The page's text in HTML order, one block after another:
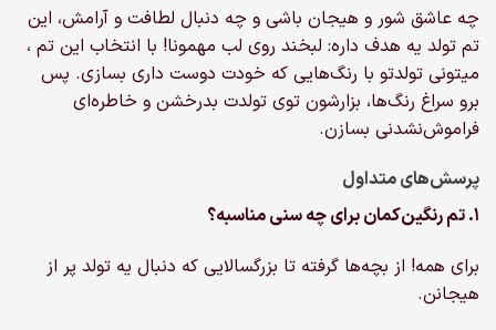
چه عاشق شور و هیجان باشی و چه دنبال لطافت و آرامش، این
تم تولد یه هدف داره: لبخند روی لب مهمونا! با انتخاب این تم ،
میتونی تولدتو با رنگ‌هایی که خودت دوست داری بسازی. پس
برو سراغ رنگ‌ها، بزارشون توی تولدت بدرخشن و خاطره‌ای
فراموش‌نشدنی بسازن.
پرسش‌های متداول
۱. تم رنگین‌کمان برای چه سنی مناسبه؟
برای همه! از بچه‌ها گرفته تا بزرگسالایی که دنبال یه تولد پر از
هیجانن.